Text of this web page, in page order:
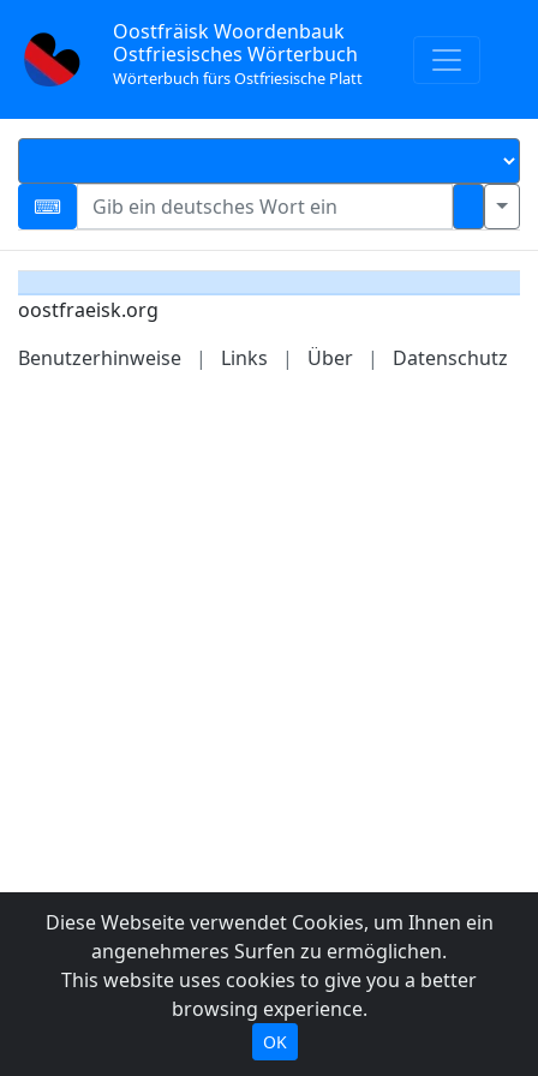
Oostfräisk Woordenbauk
Ostfriesisches Wörterbuch
Wörterbuch fürs Ostfriesische Platt
oostfraeisk.org
Benutzerhinweise
| Links | Über | Datenschutz
Diese Webseite verwendet Cookies, um Ihnen ein
angenehmeres Surfen zu ermöglichen.
This website uses cookies to give you a better
browsing experience.
OK